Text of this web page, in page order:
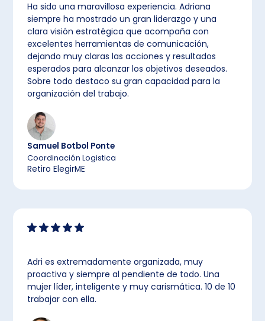
Ha sido una maravillosa experiencia. Adriana
siempre ha mostrado un gran liderazgo y una
clara visión estratégica que acompaña con
excelentes herramientas de comunicación,
dejando muy claras las acciones y resultados
esperados para alcanzar los objetivos deseados.
Sobre todo destaco su gran capacidad para la
organización del trabajo.
Samuel Botbol Ponte
Coordinación Logistica
Retiro ElegirME
Adri es extremadamente organizada, muy
proactiva y siempre al pendiente de todo. Una
mujer líder, inteligente y muy carismática. 10 de 10
trabajar con ella.